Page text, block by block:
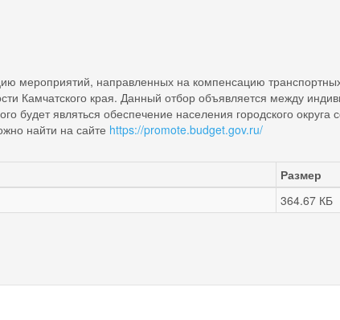
направленных на компенсацию транспортных
Камчатского края. Данный отбор объявляется между
будет являться обеспечение населения городского
найти на сайте https://promote.budget.gov.ru/
Размер
364.67 КБ